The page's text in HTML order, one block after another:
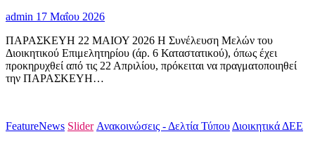
admin 17 Μαΐου 2026
ΠΑΡΑΣΚΕΥΗ 22 ΜΑΙΟΥ 2026 Η Συνέλευση Μελών του
Διοικητικού Επιμελητηρίου (άρ. 6 Καταστατικού), όπως έχει
προκηρυχθεί από τις 22 Απριλίου, πρόκειται να πραγματοποιηθεί
την ΠΑΡΑΣΚΕΥΗ…
FeatureNews Slider Ανακοινώσεις - Δελτία Τύπου Διοικητικά ΔΕΕ